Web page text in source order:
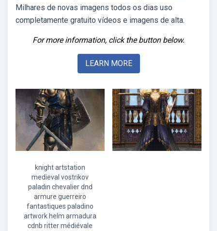
Milhares de novas imagens todos os dias uso
completamente gratuito vídeos e imagens de alta.
For more information, click the button below.
LEARN MORE
knight artstation
medieval vostrikov
paladin chevalier dnd
armure guerreiro
fantastiques paladino
artwork helm armadura
cdnb ritter médiévale